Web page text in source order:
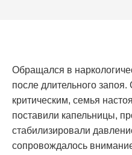
Обращался в
после длительного
критическим, семья
поставили капельницы,
стабилизировали
сопровождалось